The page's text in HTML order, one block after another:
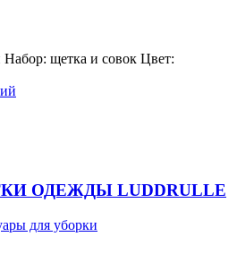
щетка и совок Цвет:
ОДЕЖДЫ LUDDRULLE
для уборки